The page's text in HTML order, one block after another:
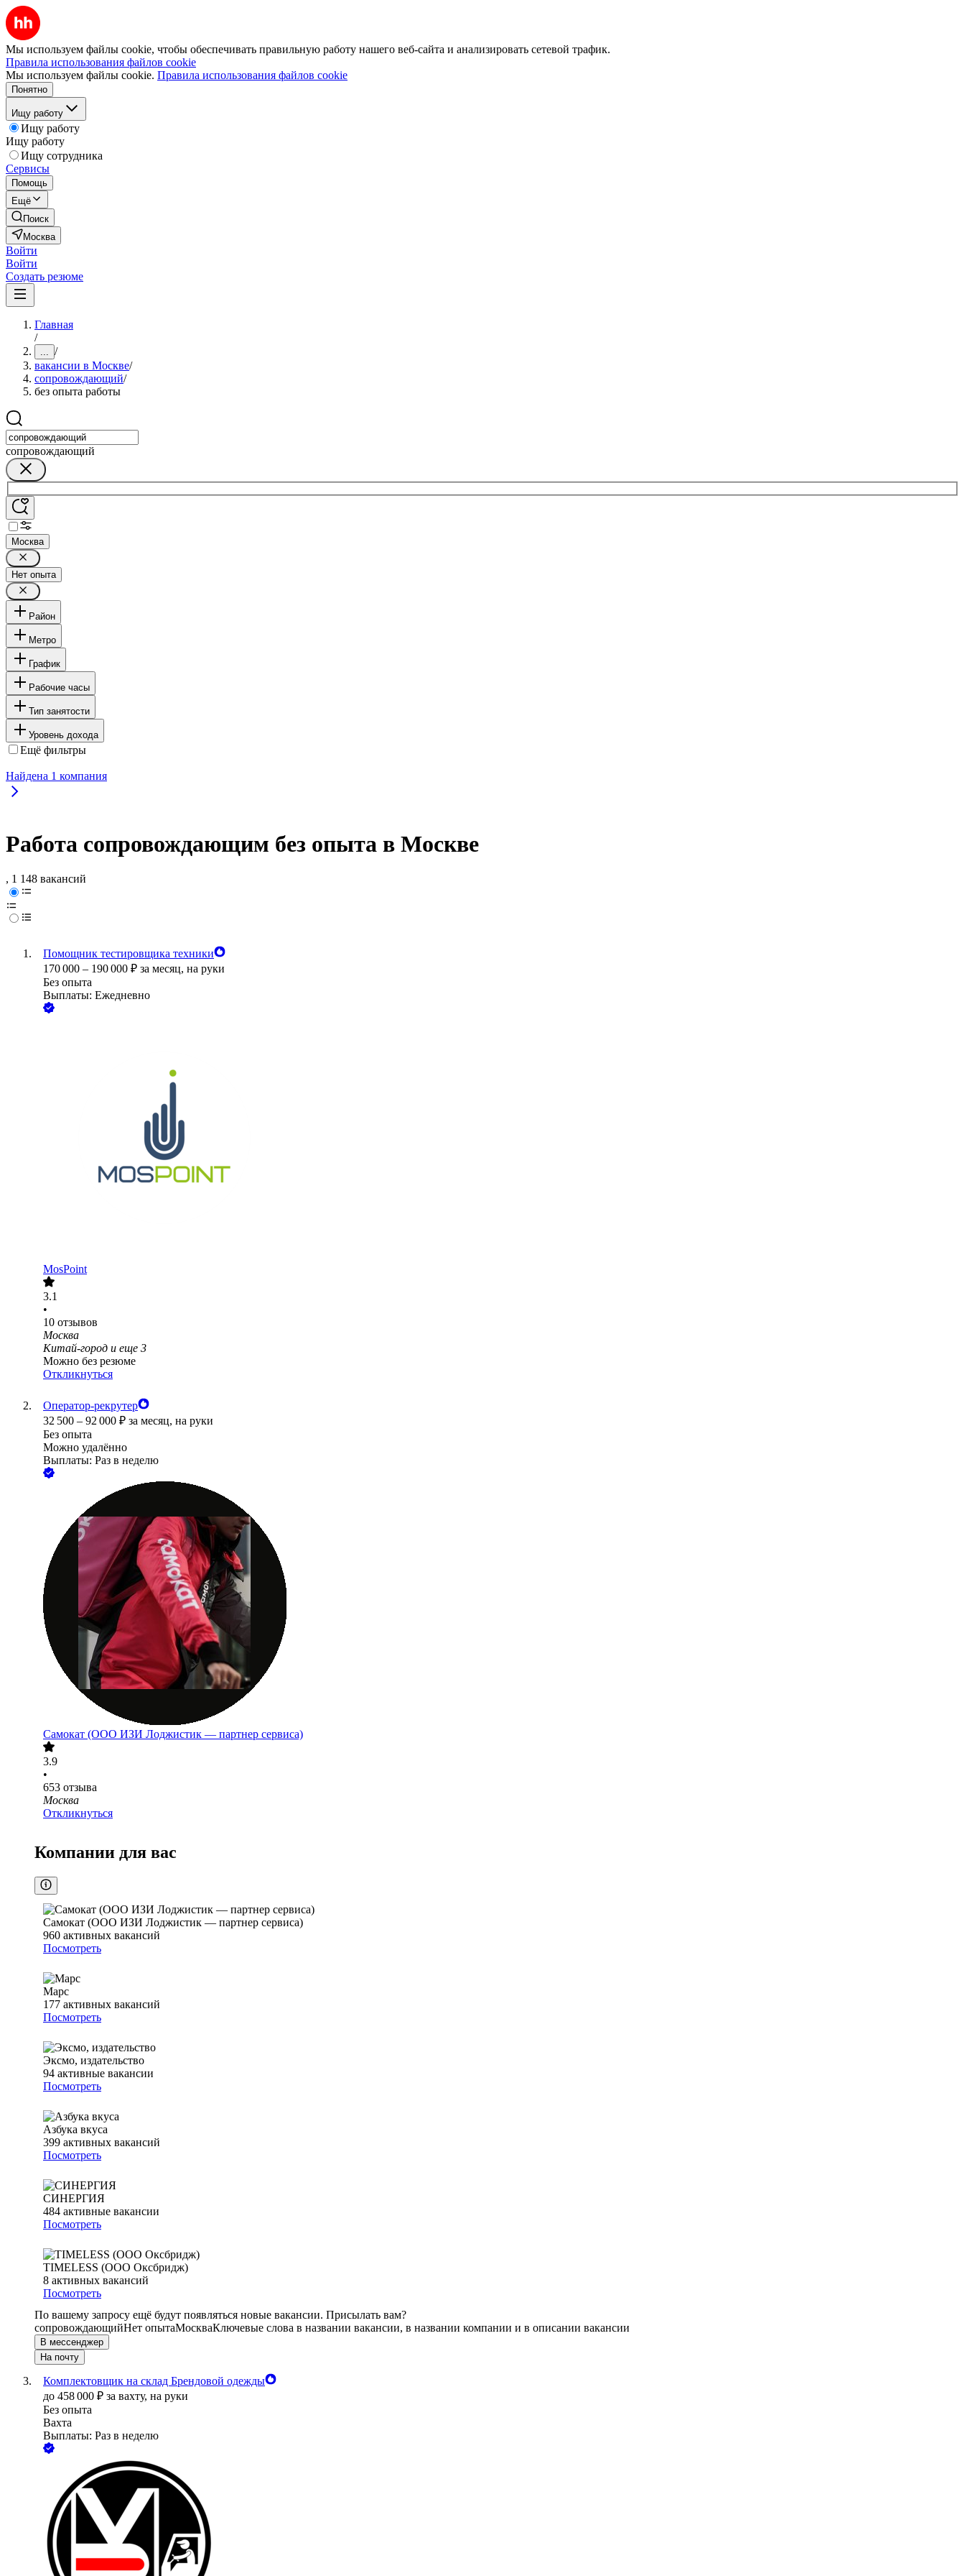
Мы используем файлы cookie, чтобы обеспечивать правильную работу нашего веб-сайта и анализировать сетевой трафик.
Правила использования файлов cookie
Мы используем файлы cookie. Правила использования файлов cookie
Понятно
Ищу работу
Ищу работу
Ищу работу
Ищу сотрудника
Сервисы
Помощь
Ещё
Поиск
Москва
Войти
Войти
Создать резюме
Главная
/
... /
вакансии в Москве/
сопровождающий/
без опыта работы
сопровождающий
Москва
Нет опыта
Район
Метро
График
Рабочие часы
Тип занятости
Уровень дохода
Ещё фильтры
Найдена 1 компания
Работа сопровождающим без опыта в Москве
, 1 148 вакансий
Помощник тестировщика техники
170 000 – 190 000 ₽ за месяц, на руки
Без опыта
Выплаты: Ежедневно
MosPoint
3.1
•
10 отзывов
Москва
Китай-город и еще 3
Можно без резюме
Откликнуться
Оператор-рекрутер
32 500 – 92 000 ₽ за месяц, на руки
Без опыта
Можно удалённо
Выплаты: Раз в неделю
Самокат (ООО ИЗИ Лоджистик — партнер сервиса)
3.9
•
653 отзыва
Москва
Откликнуться
Компании для вас
Самокат (ООО ИЗИ Лоджистик — партнер сервиса)
960 активных вакансий
Посмотреть
Марс
177 активных вакансий
Посмотреть
Эксмо, издательство
94 активные вакансии
Посмотреть
Азбука вкуса
399 активных вакансий
Посмотреть
СИНЕРГИЯ
484 активные вакансии
Посмотреть
TIMELESS (ООО Оксбридж)
8 активных вакансий
Посмотреть
По вашему запросу ещё будут появляться новые вакансии. Присылать вам?
сопровождающийНет опытаМоскваКлючевые слова в названии вакансии, в названии компании и в описании вакансии
В мессенджер
На почту
Комплектовщик на склад Брендовой одежды
до 458 000 ₽ за вахту, на руки
Без опыта
Вахта
Выплаты: Раз в неделю